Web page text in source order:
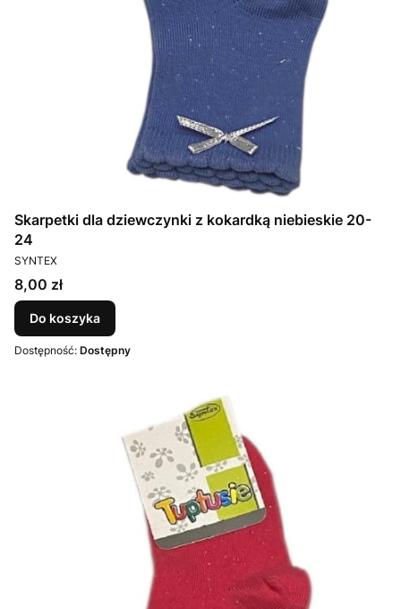
Skarpetki dla dziewczynki z kokardką niebieskie 20-
24
PRODUCENT
SYNTEX
Cena
8,00 zł
Do koszyka
Dostępność: Dostępny